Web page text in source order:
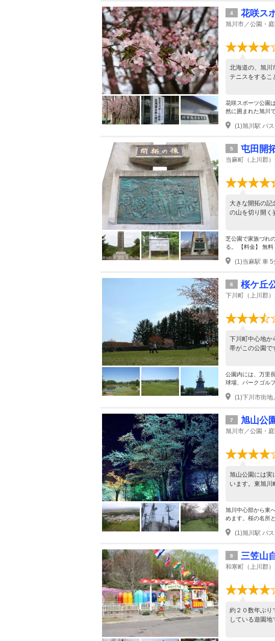
4 花咲ス
旭川市／公園・
北海道の、旭川
テニスをするこ
花咲スポーツ公園
然に囲まれた旭川
(1)旭川駅 バ
5 屯田開
当麻町（上川郡
大きな開拓の記
の山を切り開く
芝公園で家族づれ
る。 【料金】 無
(1)当麻駅 車 5
6 桜ケ丘
下川町（上川郡
下川町中心地か
帯がこの公園で
公園内には、万里
球場、パークゴル
(1)下川市街地
7 旭山公
旭川市／公園・庭
旭山公園には実
います。東旭川
旭川中心部から東
めます。桜の名所
(1)旭川駅 バ
8 三笠山
和寒町（上川郡
約２０数年ぶり
している遊園地